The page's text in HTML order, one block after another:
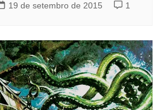
19 de setembro de 2015 1